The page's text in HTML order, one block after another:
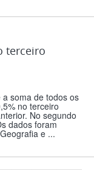
terceiro
soma de todos os
no terceiro
No segundo
dados foram
e ...